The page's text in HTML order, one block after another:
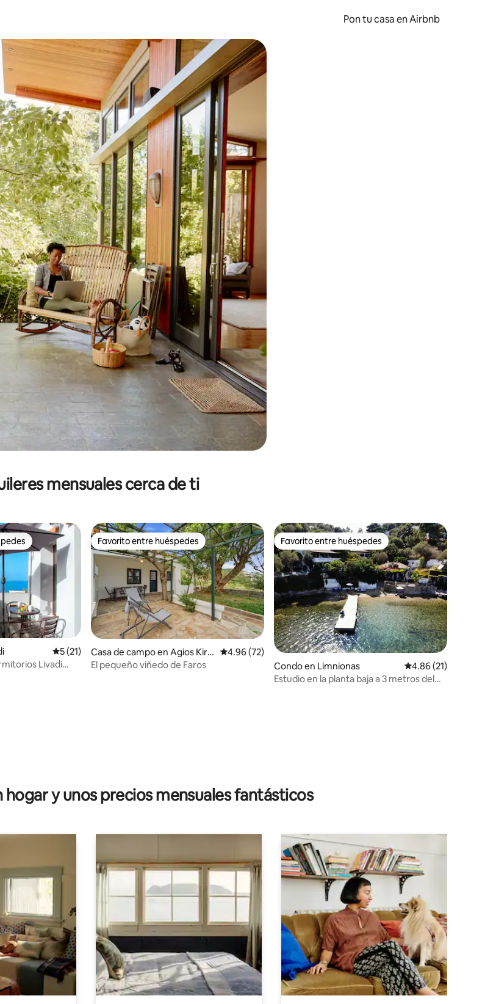
Pon tu casa en Airbnb
flecha hacia arriba y hacia abajo o explora con el tacto o desliza el dedo.
mensuales cerca de ti
preferido
Calificación promedio: 5 de 5, 21 reseñas
5 (21)
Livadi
Favorito entre huéspedes
Favorito entre huéspedes
Casa de campo en Agios Kiry
kos
Calificación promedio: 4.96 de 5, 72 reseñas
4.96 (72)
El pequeño viñedo de Faros
Favorito entre huéspedes
Favorito entre huéspedes
Condo en Limnionas Calificación
4.86 (21)
Estudio en la planta baja a 3 metros del
y unos precios mensuales fantásticos